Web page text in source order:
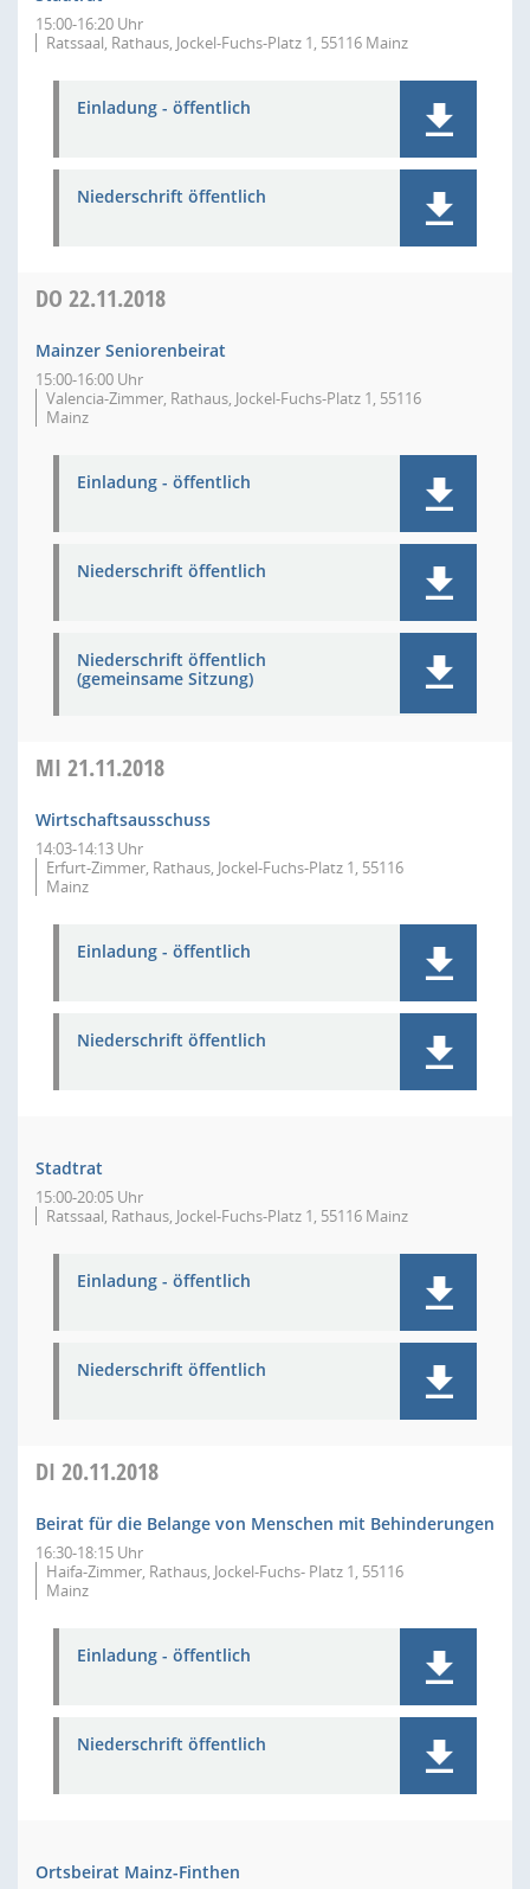
15:00-16:20 Uhr
Ratssaal, Rathaus, Jockel-Fuchs-Platz 1, 55116 Mainz
Einladung - öffentlich
Niederschrift öffentlich
DO 22.11.2018
Mainzer Seniorenbeirat
15:00-16:00 Uhr
Valencia-Zimmer, Rathaus, Jockel-Fuchs-Platz 1, 55116
Mainz
Einladung - öffentlich
Niederschrift öffentlich
Niederschrift öffentlich
(gemeinsame Sitzung)
MI 21.11.2018
Wirtschaftsausschuss
14:03-14:13 Uhr
Erfurt-Zimmer, Rathaus, Jockel-Fuchs-Platz 1, 55116
Mainz
Einladung - öffentlich
Niederschrift öffentlich
Stadtrat
15:00-20:05 Uhr
Ratssaal, Rathaus, Jockel-Fuchs-Platz 1, 55116 Mainz
Einladung - öffentlich
Niederschrift öffentlich
DI 20.11.2018
Beirat für die Belange von Menschen mit Behinderungen
16:30-18:15 Uhr
Haifa-Zimmer, Rathaus, Jockel-Fuchs- Platz 1, 55116
Mainz
Einladung - öffentlich
Niederschrift öffentlich
Ortsbeirat Mainz-Finthen